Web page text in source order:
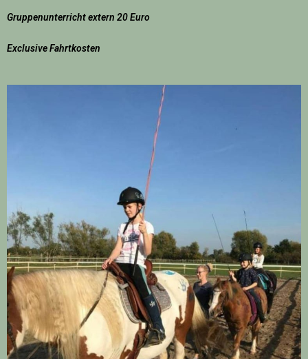
Gruppenunterricht extern 20 Euro
Exclusive Fahrtkosten